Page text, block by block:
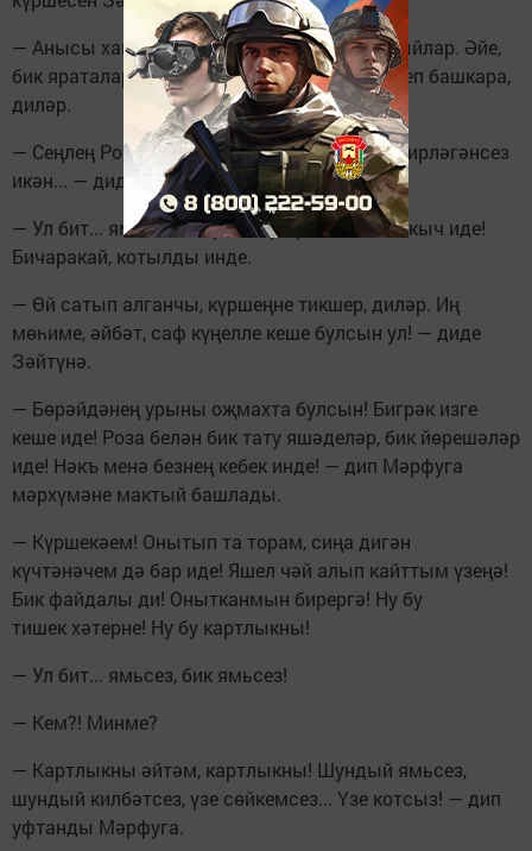
— Анысы хак, яңа табибны болай бик мактыйлар. Әйе,
бик яраталар. Үз эшен белә, җиренә җиткереп башкара,
диләр.
— Сеңлең Розаның күршесе Бөрәйдәне дә җирләгәнсез
икән... — диде Зәйтүнә дога кылып.
— Ул бит... ямьсез... карап торырга да коточкыч иде!
Бичаракай, котылды инде.
— Өй сатып алганчы, күршеңне тикшер, диләр. Иң
мөһиме, әйбәт, саф күңелле кеше булсын ул! — диде
Зәйтүнә.
— Бөрәйдәнең урыны оҗмахта булсын! Бигрәк изге
кеше иде! Роза белән бик тату яшәделәр, бик йөрешәләр
иде! Нәкъ менә безнең кебек инде! — дип Мәрфуга
мәрхүмәне мактый башлады.
— Күршекәем! Онытып та торам, сиңа дигән
күчтәнәчем дә бар иде! Яшел чәй алып кайттым үзеңә!
Бик файдалы ди! Онытканмын бирергә! Ну бу
тишек хәтерне! Ну бу картлыкны!
— Ул бит... ямьсез, бик ямьсез!
— Кем?! Минме?
— Картлыкны әйтәм, картлыкны! Шундый ямьсез,
шундый килбәтсез, үзе сөйкемсез... Үзе котсыз! — дип
уфтанды Мәрфуга.